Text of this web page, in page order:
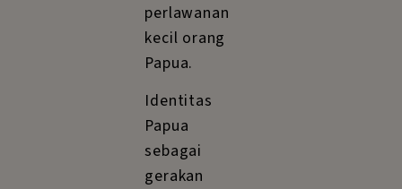
perlawanan
kecil orang
Papua.
Identitas
Papua
sebagai
gerakan